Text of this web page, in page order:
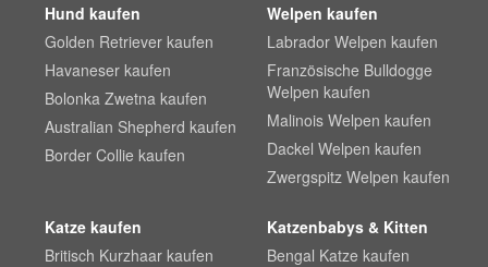
Hund kaufen
Golden Retriever kaufen
Havaneser kaufen
Bolonka Zwetna kaufen
Australian Shepherd kaufen
Border Collie kaufen
Welpen kaufen
Labrador Welpen kaufen
Französische Bulldogge
Welpen kaufen
Malinois Welpen kaufen
Dackel Welpen kaufen
Zwergspitz Welpen kaufen
Katze kaufen
Britisch Kurzhaar kaufen
Katzenbabys & Kitten
Bengal Katze kaufen